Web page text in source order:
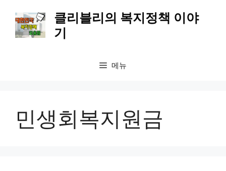
클리블리의 복지정책 이야
기
메뉴
민생회복지원금